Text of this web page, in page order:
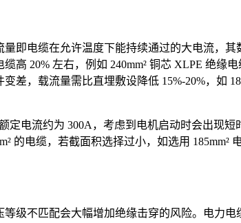
即电缆在允许温度下能持续通过的大电流，
高 20% 左右，例如 240mm² 铜芯 XLPE 绝
差，载流量需比直埋敷设降低 15%-20%，如
定电流约为 300A，考虑到电机启动时会出现
的电缆，若截面积选择过小，如选用
级不匹配会大幅增加绝缘击穿的风险。电力